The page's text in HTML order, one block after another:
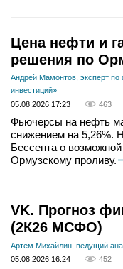
Цена нефти и
решения по
Андрей Мамонтов, эксперт
инвестиций»
05.08.2026 17:23
463
Фьючерсы на нефть
снижением на 5,26%.
Бессента о
Ормузскому проливу.
VK. Прогноз
(2К26 МСФО)
Артем Михайлин, ведущий
05.08.2026 16:24
452